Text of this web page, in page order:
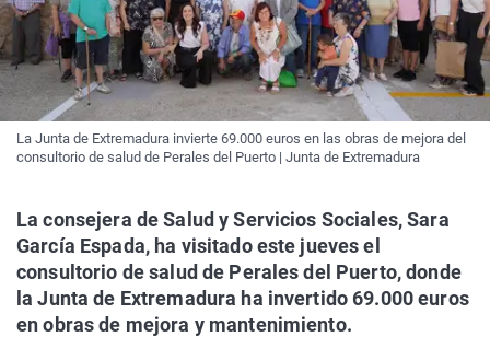
La Junta de Extremadura invierte 69.000 euros en las obras de mejora del
consultorio de salud de Perales del Puerto | Junta de Extremadura
La consejera de Salud y Servicios Sociales, Sara
García Espada, ha visitado este jueves el
consultorio de salud de Perales del Puerto, donde
la Junta de Extremadura ha invertido 69.000 euros
en obras de mejora y mantenimiento.